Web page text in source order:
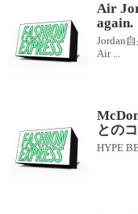
Air
again.
Jordan
Air ...
との
HYPE